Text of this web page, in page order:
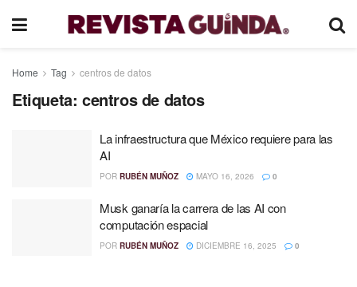
Home Tag centros de datos
Etiqueta: centros de datos
La infraestructura que México requiere para las
AI
POR RUBÉN MUÑOZ MAYO 16, 2026 0
Musk ganaría la carrera de las AI con
computación espacial
POR RUBÉN MUÑOZ DICIEMBRE 16, 2025 0